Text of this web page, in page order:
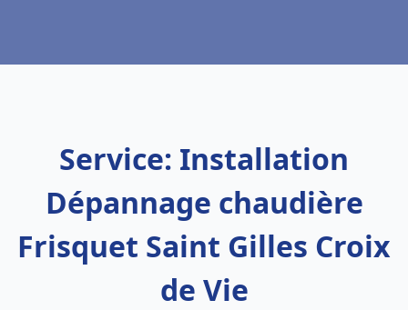
Service: Installation
Dépannage chaudière
Frisquet Saint Gilles Croix
de Vie